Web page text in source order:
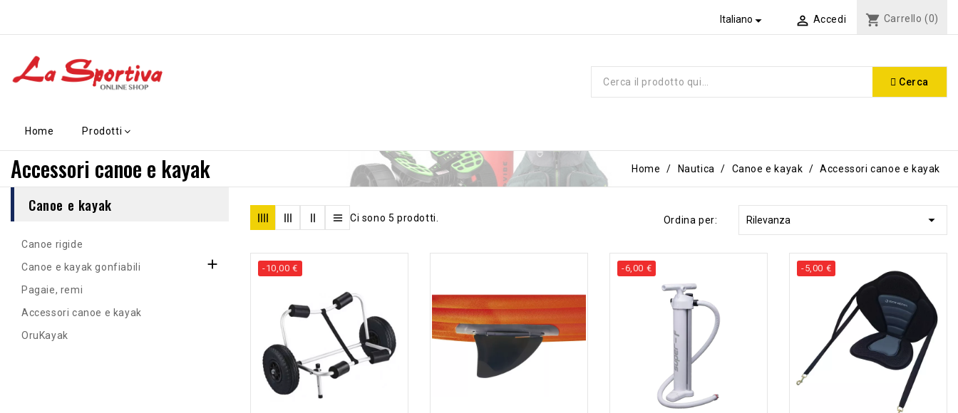
Italiano  Accedi shopping_cart Carrello (0)
Cerca
Home Prodotti
Accessori canoe e kayak Home Nautica Canoe e kayak Accessori canoe e kayak
Canoe e kayak
Canoe rigide
Canoe e kayak gonfiabili

Pagaie, remi
Accessori canoe e kayak
OruKayak
Ci sono 5 prodotti. Ordina per: Rilevanza 
-10,00 € -6,00 € -5,00 €